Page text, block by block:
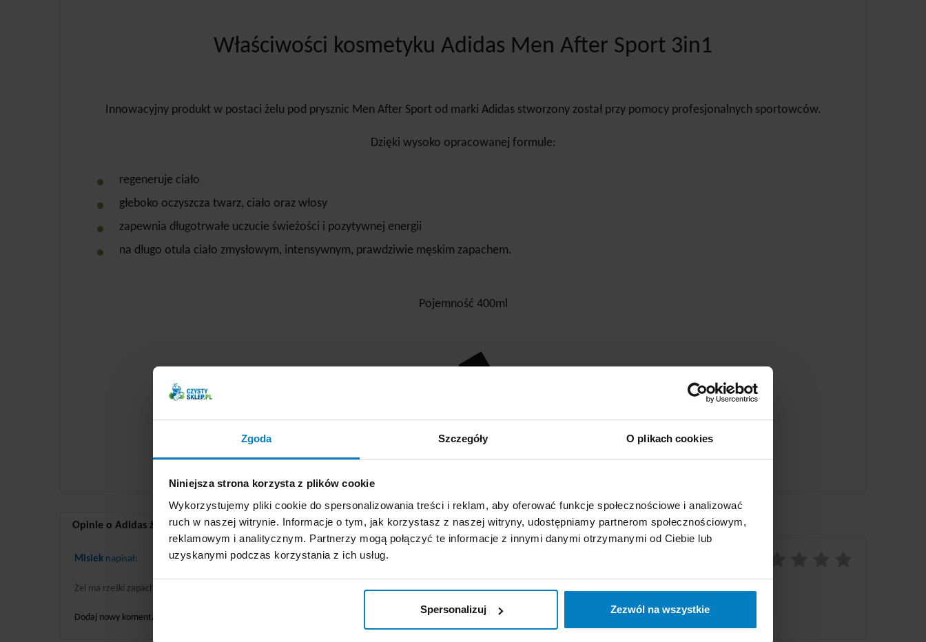
Zgoda Szczegóły O plikach cookies
Niniejsza strona korzysta z plików cookie
Wykorzystujemy pliki cookie do spersonalizowania treści i reklam, aby oferować funkcje społecznościowe i analizować
ruch w naszej witrynie. Informacje o tym, jak korzystasz z naszej witryny, udostępniamy partnerom społecznościowym,
reklamowym i analitycznym. Partnerzy mogą połączyć te informacje z innymi danymi otrzymanymi od Ciebie lub
uzyskanymi podczas korzystania z ich usług.
Spersonalizuj Zezwól na wszystkie
Właściwości kosmetyku Adidas Men After Sport 3in1
Innowacyjny produkt w postaci żelu pod prysznic Men After Sport od marki Adidas stworzony został przy pomocy profesjonalnych sportowców.
Dzięki wysoko opracowanej formule:
regeneruje ciało
głeboko oczyszcza twarz, ciało oraz włosy
zapewnia długotrwałe uczucie świeżości i pozytywnej energii
na długo otula ciało zmysłowym, intensywnym, prawdziwie męskim zapachem.
Pojemność 400ml
Opinie o Adidas żel pod prysznic Men After Sport 400ml
Misiek napisał:
Żel ma rześki zapach, sprawdza się na codzień.
Dodaj nowy komentarz